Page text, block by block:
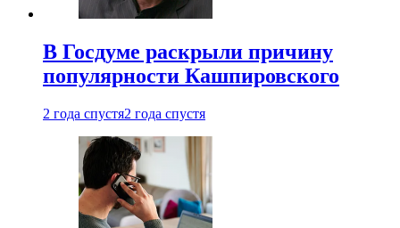
В Госдуме раскрыли причину
популярности Кашпировского
2 года спустя2 года спустя